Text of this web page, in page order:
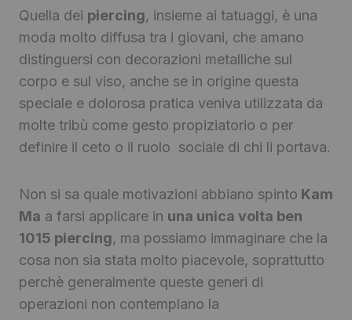
Quella dei piercing, insieme ai tatuaggi, è una
moda molto diffusa tra i giovani, che amano
distinguersi con decorazioni metalliche sul
corpo e sul viso, anche se in origine questa
speciale e dolorosa pratica veniva utilizzata da
molte tribù come gesto propiziatorio o per
definire il ceto o il ruolo sociale di chi li portava.
Non si sa quale motivazioni abbiano spinto Kam
Ma a farsi applicare in una unica volta ben
1015 piercing, ma possiamo immaginare che la
cosa non sia stata molto piacevole, soprattutto
perchè generalmente queste generi di
operazioni non contemplano la